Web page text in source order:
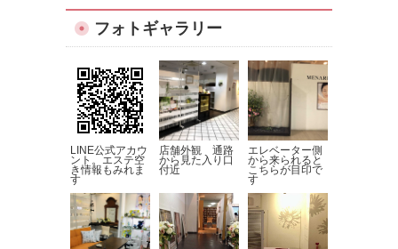
フォトギャラリー
LINE公式アカウ
ント。エステ空
き情報もみれま
す
店舗外観 通路
から見た入り口
付近
エレベーター側
から来られると
こちらが目印で
す